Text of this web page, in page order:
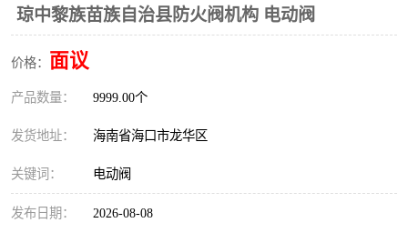
琼中黎族苗族自治县防火阀机构 电动阀
价格： 面议
产品数量： 9999.00个
发货地址： 海南省海口市龙华区
关键词： 电动阀
发布日期： 2026-08-08
排烟风机 百叶风口
油烟净化器